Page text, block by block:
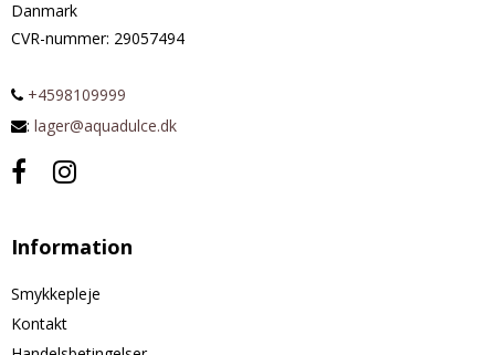
Danmark
CVR-nummer: 29057494
+4598109999
: lager@aquadulce.dk
Information
Smykkepleje
Kontakt